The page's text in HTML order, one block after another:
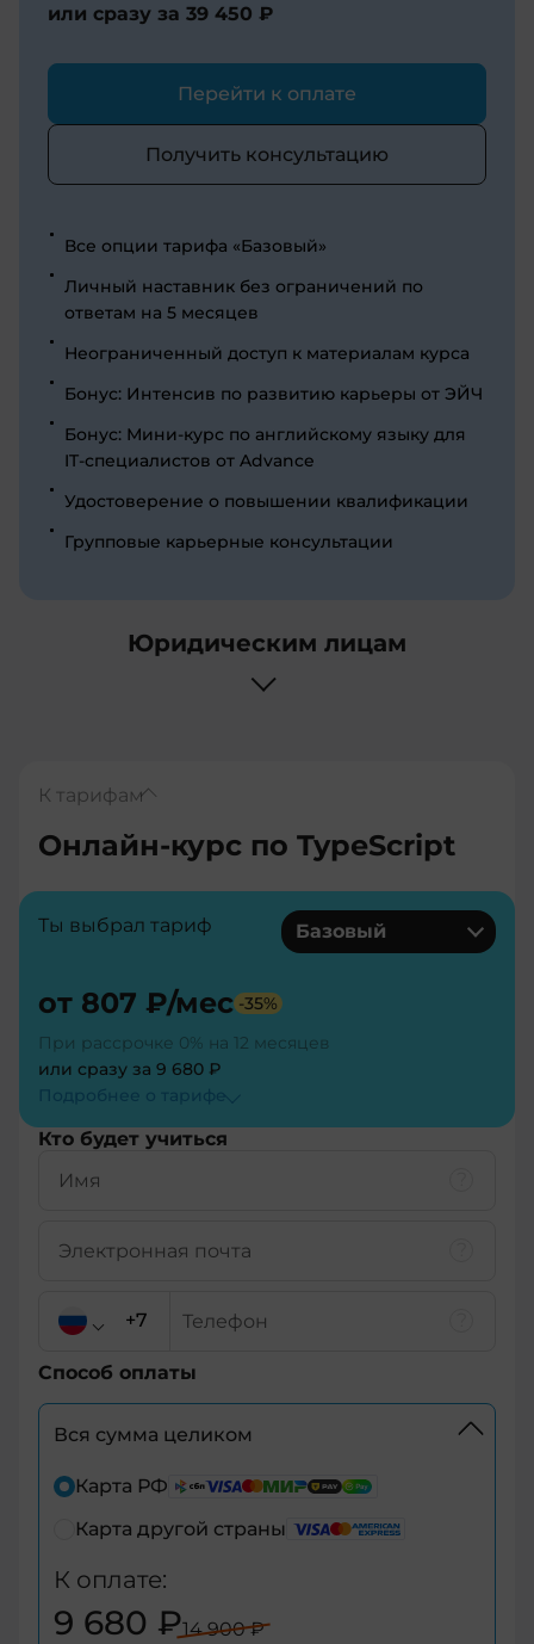
или сразу за 39 450 ₽
Перейти к оплате
Получить консультацию
Все опции тарифа «Базовый»
Личный наставник без ограничений по
ответам на 5 месяцев
Неограниченный доступ к материалам курса
Бонус: Интенсив по развитию карьеры от ЭЙЧ
Бонус: Мини-курс по английскому языку для
IT-специалистов от Advance
Удостоверение о повышении квалификации
Групповые карьерные консультации
Юридическим лицам
К тарифам
Онлайн-курс по TypeScript
Ты выбрал тариф Базовый
от 807 ₽/мес -35%
При рассрочке 0% на 12 месяцев
или сразу за 9 680 ₽
Подробнее о тарифe
Кто будет учиться
+7
+7
+375
Способ оплаты
Вся сумма целиком
Карта РФ
Карта другой страны
К оплате:
9 680 ₽14 900 ₽